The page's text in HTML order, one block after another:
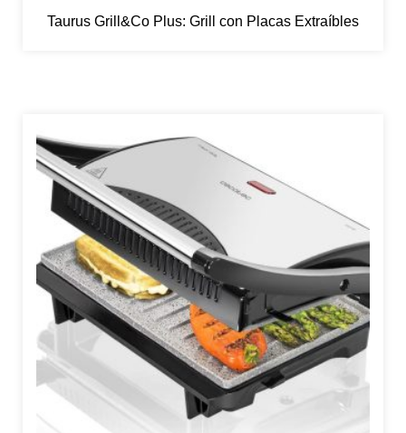
Taurus Grill&Co Plus: Grill con Placas Extraíbles